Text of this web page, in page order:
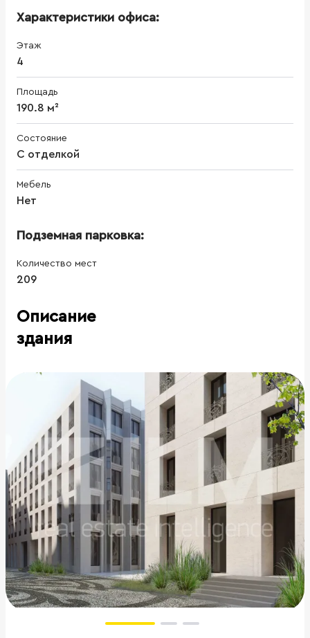
Характеристики офиса:
Этаж
4
Площадь
190.8 м²
Состояние
С отделкой
Мебель
Нет
Подземная парковка:
Количество мест
209
Описание
здания